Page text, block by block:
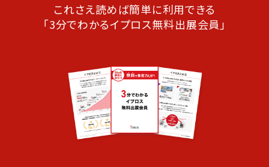
これさえ読めば簡単に利用できる
「3分でわかるイプロス無料出展会員」